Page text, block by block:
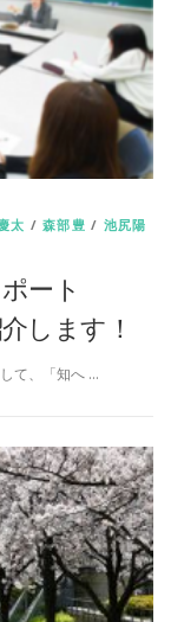
太 /森部豊 / 池尻陽
ート
します！
て、「知へ …